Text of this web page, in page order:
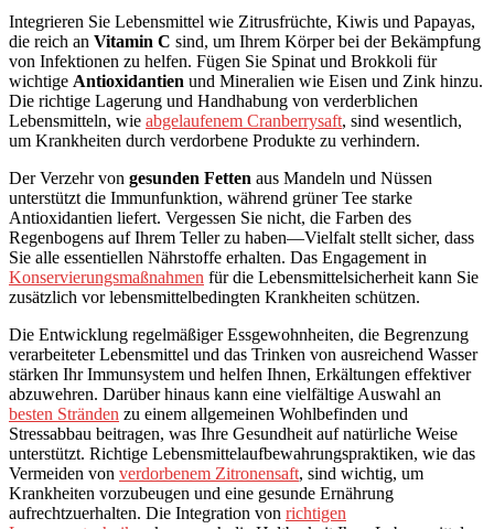
Integrieren Sie Lebensmittel wie Zitrusfrüchte, Kiwis und Papayas,
die reich an Vitamin C sind, um Ihrem Körper bei der Bekämpfung
von Infektionen zu helfen. Fügen Sie Spinat und Brokkoli für
wichtige Antioxidantien und Mineralien wie Eisen und Zink hinzu.
Die richtige Lagerung und Handhabung von verderblichen
Lebensmitteln, wie abgelaufenem Cranberrysaft, sind wesentlich,
um Krankheiten durch verdorbene Produkte zu verhindern.
Der Verzehr von gesunden Fetten aus Mandeln und Nüssen
unterstützt die Immunfunktion, während grüner Tee starke
Antioxidantien liefert. Vergessen Sie nicht, die Farben des
Regenbogens auf Ihrem Teller zu haben—Vielfalt stellt sicher, dass
Sie alle essentiellen Nährstoffe erhalten. Das Engagement in
Konservierungsmaßnahmen für die Lebensmittelsicherheit kann Sie
zusätzlich vor lebensmittelbedingten Krankheiten schützen.
Die Entwicklung regelmäßiger Essgewohnheiten, die Begrenzung
verarbeiteter Lebensmittel und das Trinken von ausreichend Wasser
stärken Ihr Immunsystem und helfen Ihnen, Erkältungen effektiver
abzuwehren. Darüber hinaus kann eine vielfältige Auswahl an
besten Stränden zu einem allgemeinen Wohlbefinden und
Stressabbau beitragen, was Ihre Gesundheit auf natürliche Weise
unterstützt. Richtige Lebensmittelaufbewahrungspraktiken, wie das
Vermeiden von verdorbenem Zitronensaft, sind wichtig, um
Krankheiten vorzubeugen und eine gesunde Ernährung
aufrechtzuerhalten. Die Integration von richtigen